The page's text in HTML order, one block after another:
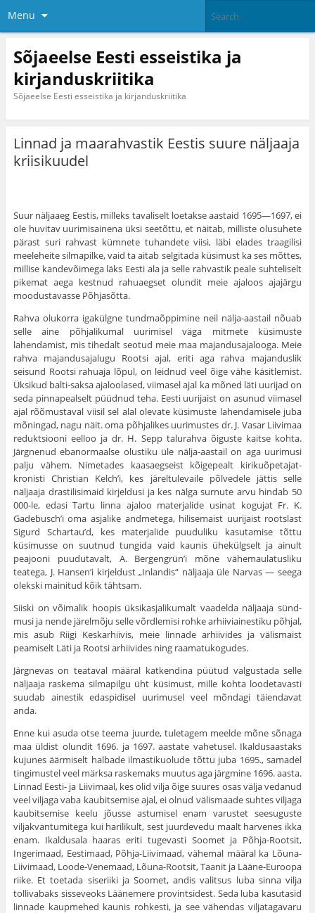
Menu
Sõjaeelse Eesti esseistika ja
kirjanduskriitika
Sõjaeelse Eesti esseistika ja kirjanduskriitika
Linnad ja maarahvastik Eestis suure näljaaja
kriisikuudel
Suur näljaaeg Eestis, milleks tavaliselt loetakse aastaid 1695—1697, ei
ole huvitav uurimisainena üksi seetõttu, et näitab, milliste olusuhete
pärast suri rahvast kümnete tuhandete viisi, läbi elades traagilisi
meeleheite silmapilke, vaid ta aitab selgitada küsimust ka ses mõttes,
millise kandevõimega läks Eesti ala ja selle rahvastik peale suhteliselt
pikemat aega kestnud rahuaegset olundit meie ajaloos ajajärgu
moodustavasse Põhjasõtta.
Rahva olukorra igakülgne tundmaõppimine neil nälja-aastail nõuab
selle aine põhjalikumal uurimisel väga mitmete küsimuste
lahendamist, mis tihedalt seotud meie maa majandusajalooga. Meie
rahva majandusajalugu Rootsi ajal, eriti aga rahva majanduslik
seisund Rootsi rahuaja lõpul, on leidnud veel õige vähe käsitlemist.
Üksikud balti-saksa ajaloolased, viima­sel ajal ka mõned läti uurijad on
seda pinnapealselt püüdnud teha. Eesti uurijaist on asunud viimasel
ajal rõõmustaval viisil sel alal olevate küsi­muste lahendamisele juba
mõningad, nagu näit. oma põhjalikes uurimus­tes dr. J. Vasar Liivimaa
reduktsiooni eelloo ja dr. H. Sepp talurahva õiguste kaitse kohta.
Järgnenud ebanormaalse olustiku üle nälja-aastail on aga uurimusi
palju vähem. Nimetades kaasaegseist kõigepealt kirikuõpetajat-
kronisti Christian Kelch’i, kes järeltulevaile põlvedele jättis selle
näljaaja drastilisimaid kirjeldusi ja kes nälga surnute arvu hindab 50
000-le, edasi Tartu linna ajaloo materjalide usinat kogujat Fr. K.
Gadebusch’i oma asjalike andmetega, hilisemaist uurijaist rootslast
Sigurd Schartau’d, kes materjalide puuduliku kasutamise tõttu
küsimusse on suut­nud tungida vaid kaunis ühekülgselt ja ainult
peajooni puudutavalt, A. Bergengrün’i mõne vähemaulatusliku
teatega, J. Hansen’i kirjeldust „Inlandis“ näljaaja üle Narvas — seega
olekski mainitud kõik tähtsam.
Siiski on võimalik hoopis üksikasjalikumalt vaadelda näljaaja sünd­
musi ja nende järelmõju selle võrdlemisi rohke arhiiviainestiku põhjal,
mis asub Riigi Keskarhiivis, meie linnade arhiivides ja välismaist
peamiselt Läti ja Rootsi arhiivides ning raamatukogudes.
Järgnevas on teataval määral katkendina püütud valgustada selle
näljaaja raskema silmapilgu üht küsimust, mille kohta loodetavasti
suu­dab ainestik edaspidisel uurimusel veel mõndagi täiendavat
anda.
Enne kui asuda otse teema juurde, tuletagem meelde mõne sõnaga
maa üldist olundit 1696. ja 1697. aastate vahetusel. Ikaldusaastaks
kuju­nes äärmiselt halbade ilmastikuolude tõttu juba 1695., samadel
tingimus­tel veel märksa raskemaks muutus aga järgmine 1696. aasta.
Linnad Eesti- ja Liivimaal, kes olid vilja õige suures osas välja vedanud
veel vil­jaga vaba kaubitsemise ajal, ei olnud välismaade suhtes viljaga
kaubitse­mise keelu jõusse astumisel enam varustet seesuguste
viljakvantumitega kui harilikult, sest juurdevedu maalt harvenes ikka
enam. Ikaldusala haa­ras eriti tugevasti Soomet ja Põhja-Rootsit,
Ingerimaad, Eestimaad, Põhja-Liivimaad, vähemal määral ka Lõuna-
Liivimaad, Loode-Venemaad, Lõuna-Rootsit, Taanit ja Lääne-Euroopa
riike. Et toetada siseriiki ja Soomet, andis valitsus luba sinna vilja
tollivabaks sisseveoks Läänemere provintsidest. Seda luba kasutasid
linnade kaupmehed kaunis rohkesti, ja see vähendas viljatagavaru